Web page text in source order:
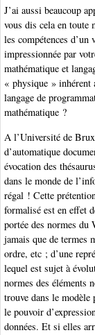
J’ai aussi beaucoup
vous dis cela en toute
les compétences
impressionnée par
mathématique et
« physique » inhérent
langage de
mathématique ?
A l’Université de
d’automatique
évocation des
dans le monde de
régal ! Cette
formalisé est en effet
portée des normes du
jamais que de termes
ordre, etc ; d’une
lequel est sujet à
normes des éléments
trouve dans le modèle
le pouvoir
données. Et si elles